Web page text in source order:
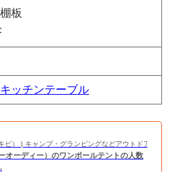
板
ッチンテーブル
ビ） | キャンプ・グランピングなどアウトドアの総
オーディー）のワンポールテントの人数